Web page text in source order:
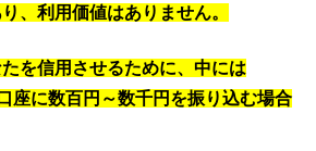
、利用価値はありません。
を信用させるために、中には
座に数百円～数千円を振り込む場合